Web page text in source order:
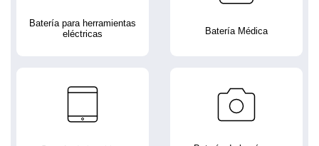
Batería para herramientas
eléctricas
Batería Médica